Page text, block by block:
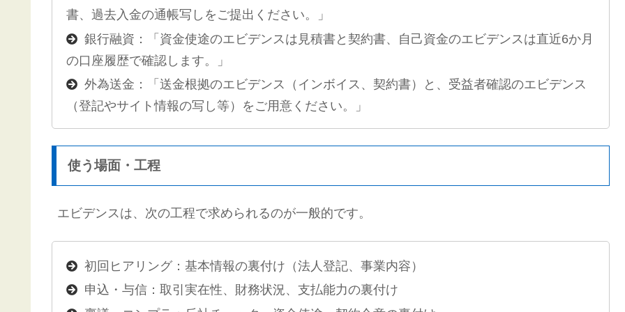
書、過去入金の通帳写しをご提出ください。」
銀行融資：「資金使途のエビデンスは見積書と契約書、自己資金のエビデンスは直近6か月
の口座履歴で確認します。」
外為送金：「送金根拠のエビデンス（インボイス、契約書）と、受益者確認のエビデンス
（登記やサイト情報の写し等）をご用意ください。」
使う場面・工程
エビデンスは、次の工程で求められるのが一般的です。
初回ヒアリング：基本情報の裏付け（法人登記、事業内容）
申込・与信：取引実在性、財務状況、支払能力の裏付け